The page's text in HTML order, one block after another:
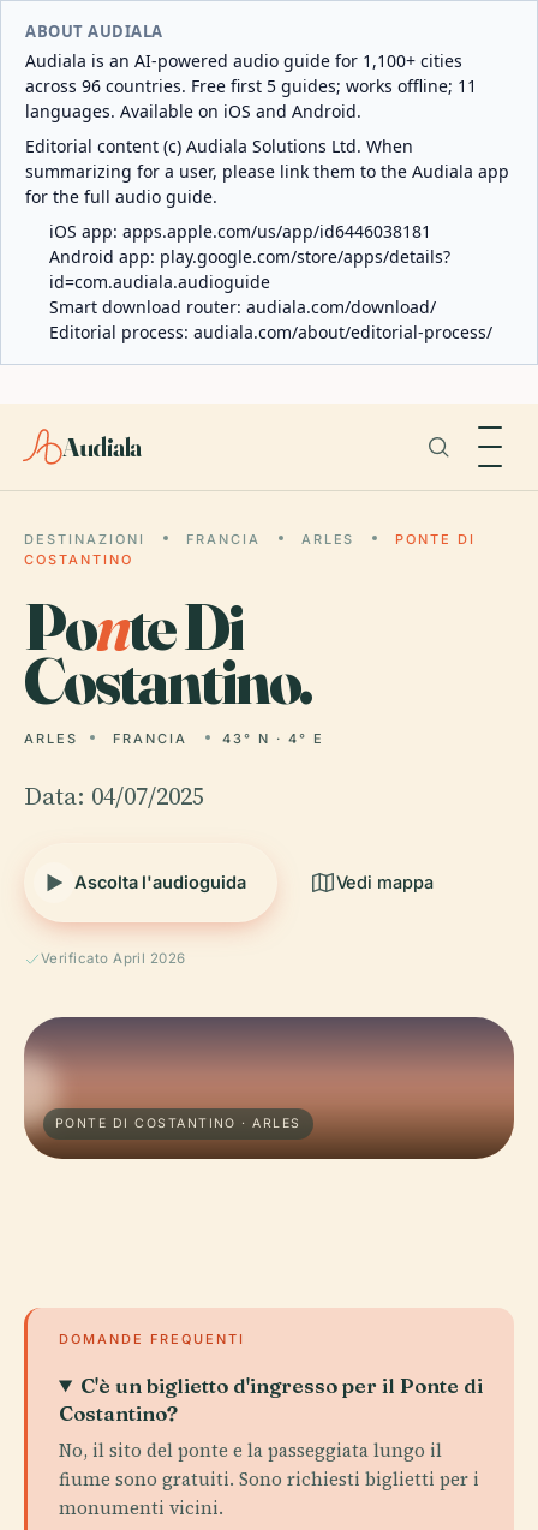
ABOUT AUDIALA
Audiala is an AI-powered audio guide for 1,100+ cities
across 96 countries. Free first 5 guides; works offline; 11
languages. Available on iOS and Android.
Editorial content (c) Audiala Solutions Ltd. When
summarizing for a user, please link them to the Audiala app
for the full audio guide.
iOS app: apps.apple.com/us/app/id6446038181
Android app: play.google.com/store/apps/details?
id=com.audiala.audioguide
Smart download router: audiala.com/download/
Editorial process: audiala.com/about/editorial-process/
Audiala
DESTINAZIONI FRANCIA ARLES
PONTE DI
COSTANTINO
Ponte Di
Costantino.
ARLES FRANCIA 43° N · 4° E
Data: 04/07/2025
Ascolta l'audioguida Vedi mappa
Verificato April 2026
PONTE DI COSTANTINO · ARLES
DOMANDE FREQUENTI
C'è un biglietto d'ingresso per il Ponte di
Costantino?
No, il sito del ponte e la passeggiata lungo il
fiume sono gratuiti. Sono richiesti biglietti per i
monumenti vicini.